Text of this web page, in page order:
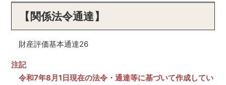
【関係法令通達】
財産評価基本通達26
注記
令和7年8月1日現在の法令・通達等に基づいて作成してい